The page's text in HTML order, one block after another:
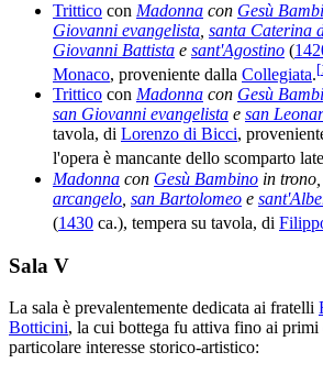
Trittico con Madonna con Gesù
Giovanni evangelista santa Caterina
Giovanni Battista e sant'Agostino (
Monaco, proveniente dalla Collegiata.[
Trittico con Madonna con Gesù
san Giovanni evangelista e san
tavola, di Lorenzo di Bicci,
l'opera è mancante dello scomparto
Madonna con Gesù Bambino in trono,
arcangelo san Bartolomeo e
(1430 ca.), tempera su tavola, di
Sala V
La sala è prevalentemente dedicata ai fratelli
Botticini, la cui bottega fu attiva fino ai primi
particolare interesse storico-artistico: